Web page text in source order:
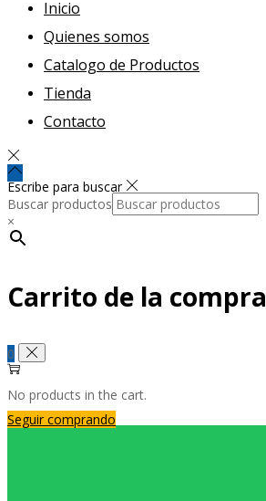
Inicio
Quienes somos
Catalogo de Productos
Tienda
Contacto
Escribe para buscar
Buscar productos
×
Carrito de la compra
0
No products in the cart.
Seguir comprando